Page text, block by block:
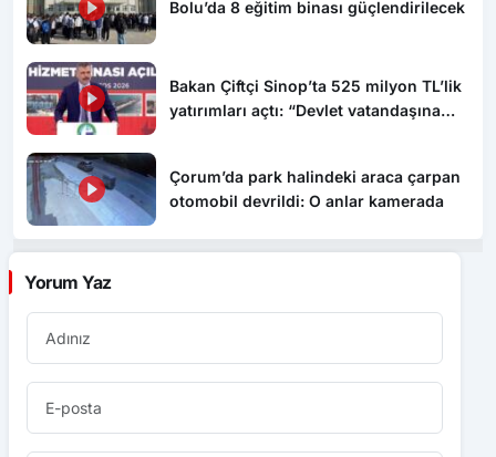
Bolu’da 8 eğitim binası güçlendirilecek
Bakan Çiftçi Sinop’ta 525 milyon TL’lik
yatırımları açtı: “Devlet vatandaşına
Çorum’da park halindeki araca çarpan
otomobil devrildi: O anlar kamerada
Yorum Yaz